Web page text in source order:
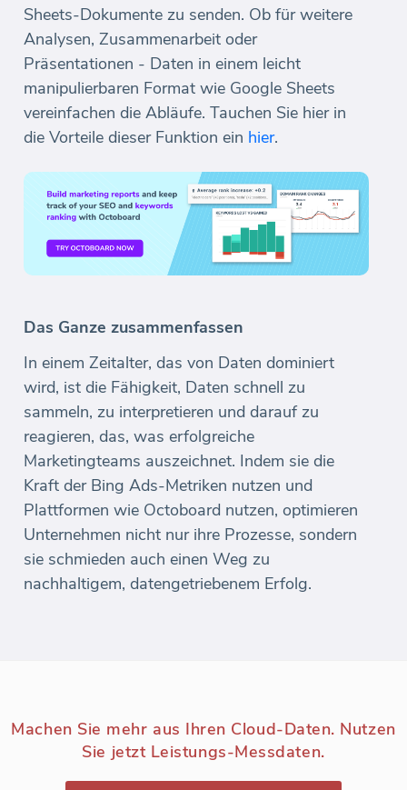
Sheets-Dokumente zu senden. Ob für weitere
Analysen, Zusammenarbeit oder
Präsentationen - Daten in einem leicht
manipulierbaren Format wie Google Sheets
vereinfachen die Abläufe. Tauchen Sie hier in
die Vorteile dieser Funktion ein hier.
Das Ganze zusammenfassen
In einem Zeitalter, das von Daten dominiert
wird, ist die Fähigkeit, Daten schnell zu
sammeln, zu interpretieren und darauf zu
reagieren, das, was erfolgreiche
Marketingteams auszeichnet. Indem sie die
Kraft der Bing Ads-Metriken nutzen und
Plattformen wie Octoboard nutzen, optimieren
Unternehmen nicht nur ihre Prozesse, sondern
sie schmieden auch einen Weg zu
nachhaltigem, datengetriebenem Erfolg.
Machen Sie mehr aus Ihren Cloud-Daten. Nutzen
Sie jetzt Leistungs-Messdaten.